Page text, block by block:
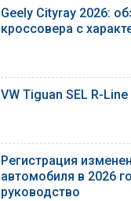
Geely Cityray 2026:
кроссовера с
VW Tiguan SEL R-
Регистрация
автомобиля в 2026
руководство